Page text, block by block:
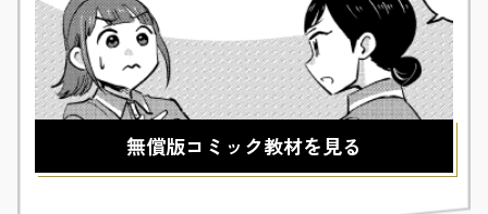
無償版コミック教材を見る